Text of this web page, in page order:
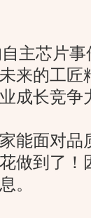
芯片事
来的工匠
成长竞争
面对品
做到了
。